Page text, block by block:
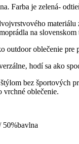
Farba je zelená-
na
outdoor oblečenie
hodí sa ako
bez športových
vrchné oblečenie.
50%bavlna